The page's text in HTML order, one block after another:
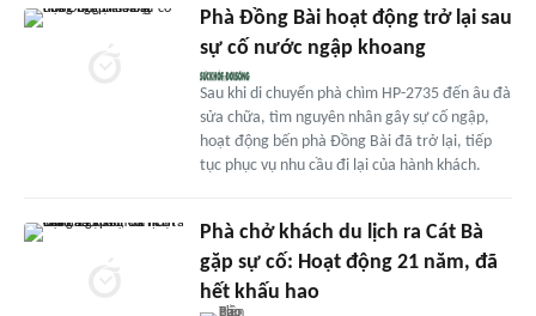
Phà Đồng Bài hoạt động trở lại sau
sự cố nước ngập khoang
Sau khi di chuyển phà chìm HP-2735 đến âu đà
sửa chữa, tìm nguyên nhân gây sự cố ngập,
hoạt động bến phà Đồng Bài đã trở lại, tiếp
tục phục vụ nhu cầu đi lại của hành khách.
Phà chở khách du lịch ra Cát Bà
gặp sự cố: Hoạt động 21 năm, đã
hết khấu hao